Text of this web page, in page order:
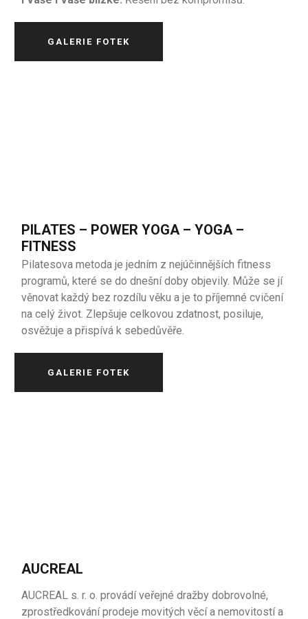
GALERIE FOTEK
PILATES – POWER YOGA – YOGA –
FITNESS
Pilatesova metoda je jedním z nejúčinnějších fitness
programů, které se do dnešní doby objevily. Může se jí
věnovat každý bez rozdílu věku a je to příjemné cvičení
na celý život. Zlepšuje celkovou zdatnost, posiluje,
osvěžuje a přispívá k sebedůvěře.
GALERIE FOTEK
AUCREAL
AUCREAL s. r. o. provádí veřejné dražby dobrovolné,
zprostředkování prodeje movitých věcí a nemovitostí a